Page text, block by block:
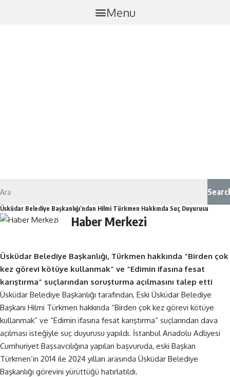
Menu
Üsküdar Belediye Başkanlığı’ndan Hilmi Türkmen Hakkında Suç Duyurusu
Haber Merkezi
Üsküdar Belediye Başkanlığı, Türkmen hakkında “Birden çok
kez görevi kötüye kullanmak” ve “Edimin ifasına fesat
karıştırma” suçlarından soruşturma açılmasını talep etti
Üsküdar Belediye Başkanlığı tarafından, Eski Üsküdar Belediye
Başkanı Hilmi Türkmen hakkında “Birden çok kez görevi kötüye
kullanmak” ve “Edimin ifasına fesat karıştırma” suçlarından dava
açılması isteğiyle suç duyurusu yapıldı. İstanbul Anadolu Adliyesi
Cumhuriyet Başsavcılığına yapılan başvuruda, eski Başkan
Türkmen’in 2014 ile 2024 yılları arasında Üsküdar Belediye
Başkanlığı görevini yürüttüğü hatırlatıldı.